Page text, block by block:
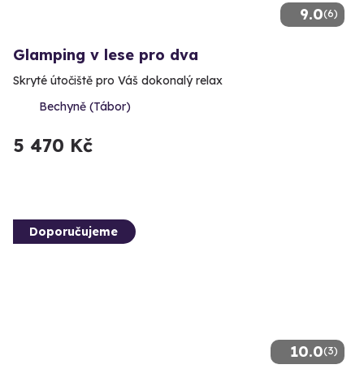
9.0(6)
Glamping v lese pro dva
Skryté útočiště pro Váš dokonalý relax
Bechyně (Tábor)
5 470 Kč
10.0(3)
Doporučujeme